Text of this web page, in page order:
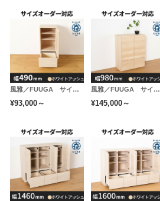
風雅／FUUGA サイドキャビネット 幅490 mm（ホワイトアッシュ-スリット）
¥93,000～
風雅／FUUGA サイドキャビネット 幅980 mm（ホワイトアッシュ-スリット）
¥145,000～